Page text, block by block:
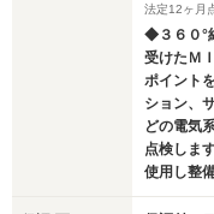
法定12ヶ月
◆３６０°
受けたＭ
ポイント
ション、
どの電気
点検しま
使用し整